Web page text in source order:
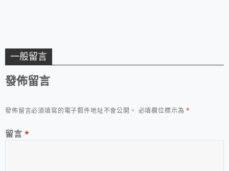
一般留言
發佈留言
發佈留言必須填寫的電子郵件地址不會公開。 必填欄位標示為*
留言 *